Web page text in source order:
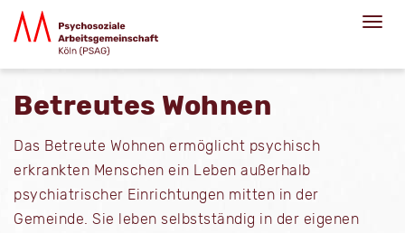
Betreutes Wohnen
Das Betreute Wohnen ermöglicht psychisch
erkrankten Menschen ein Leben außerhalb
psychiatrischer Einrichtungen mitten in der
Gemeinde. Sie leben selbstständig in der eigenen